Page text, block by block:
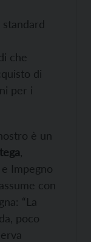
che
di
per i
è un
Impegno
con
“La
poco